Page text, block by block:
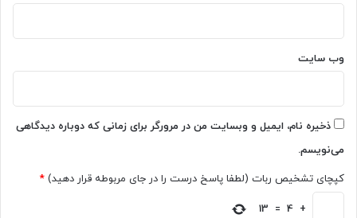
وب‌ سایت
ذخیره نام، ایمیل و وبسایت من در مرورگر برای زمانی که دوباره دیدگاهی
می‌نویسم.
کپچای تشخیص ربات (لطفا پاسخ درست را در جای مربوطه قرار دهید) *
+
4
=
13